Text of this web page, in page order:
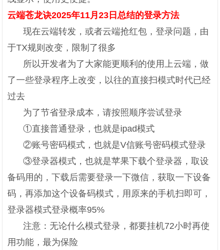
云端苍龙诀2025年11月23日总结的登录方法
现在云端转发，或者云端抢红包，登录问题，由
于TX规则改变，限制了很多
所以开发者为了大家能更顺利的使用上云端，做
了一些登录程序上改变，以往的直接扫模式时代已经
过去
为了节省登录成本，请按照顺序尝试登录
①直接普通登录，也就是ipad模式
②账号密码模式，也就是V信账号密码模式登录
③登录器模式，也就是苹果下载个登录器，取设
备码用的，下载后需要登录一下微信，获取一下设备
码，再添加这个设备码模式，用原来的手机扫即可，
登录器模式登录概率95%
注意：无论什么模式登录，都要挂机72小时再使
用功能，最为保险